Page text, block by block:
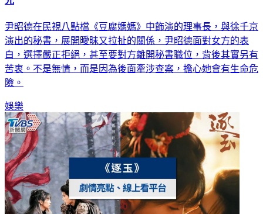
尹昭德在民視八點檔《豆腐媽媽》中飾演的理事長，與徐千京
演出的秘書，展開曖昧又拉扯的關係，尹昭德面對女方的表
白，選擇嚴正拒絕，甚至要對方離開秘書職位，背後其實另有
苦衷。不是無情，而是因為後面牽涉查案，擔心她會有生命危
險。
娛樂